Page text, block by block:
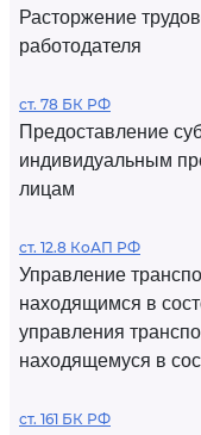
Расторжение
работодателя
ст. 78 БК РФ
Предоставление
индивидуальным
лицам
ст. 12.8 КоАП РФ
Управление
находящимся в
управления
находящемуся в
ст. 161 БК РФ